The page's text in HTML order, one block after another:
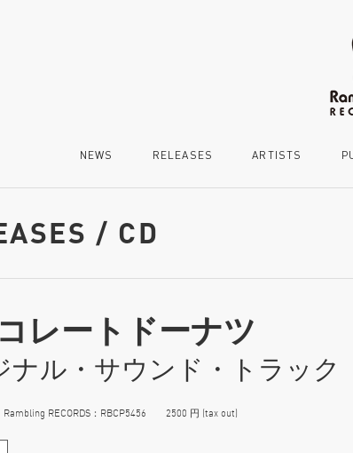
NEWS RELEASES ARTISTS
/ CD
レートドーナツ
ナル・サウンド・トラック
RECORDS：RBCP5456 2500 円 (tax out)